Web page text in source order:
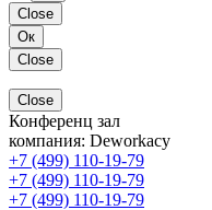
Close
Ок
Close
Close
Конференц зал
компания: Deworkacy
+7 (499) 110-19-79
+7 (499) 110-19-79
+7 (499) 110-19-79